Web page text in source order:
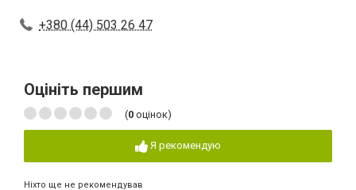
+380 (44) 503 26 47
Оцініть першим
(0 оцінок)
Я рекомендую
Ніхто ще не рекомендував